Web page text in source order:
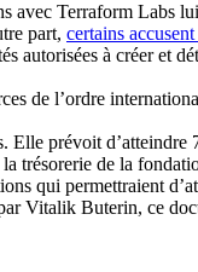
avec Terraform Labs
part, certains
autorisées à créer et
de l’ordre
prévoit
trésorerie de la
qui permettraient
Vitalik Buterin, ce